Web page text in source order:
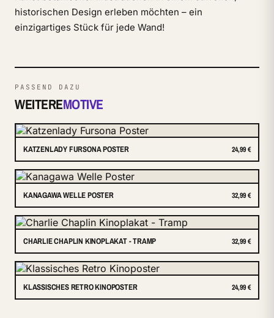
historischen Design erleben möchten – ein
einzigartiges Stück für jede Wand!
PASSEND DAZU
WEITEREMOTIVE
KATZENLADY FURSONA POSTER 24,99 €
KANAGAWA WELLE POSTER 32,99 €
CHARLIE CHAPLIN KINOPLAKAT - TRAMP 32,99 €
KLASSISCHES RETRO KINOPOSTER 24,99 €